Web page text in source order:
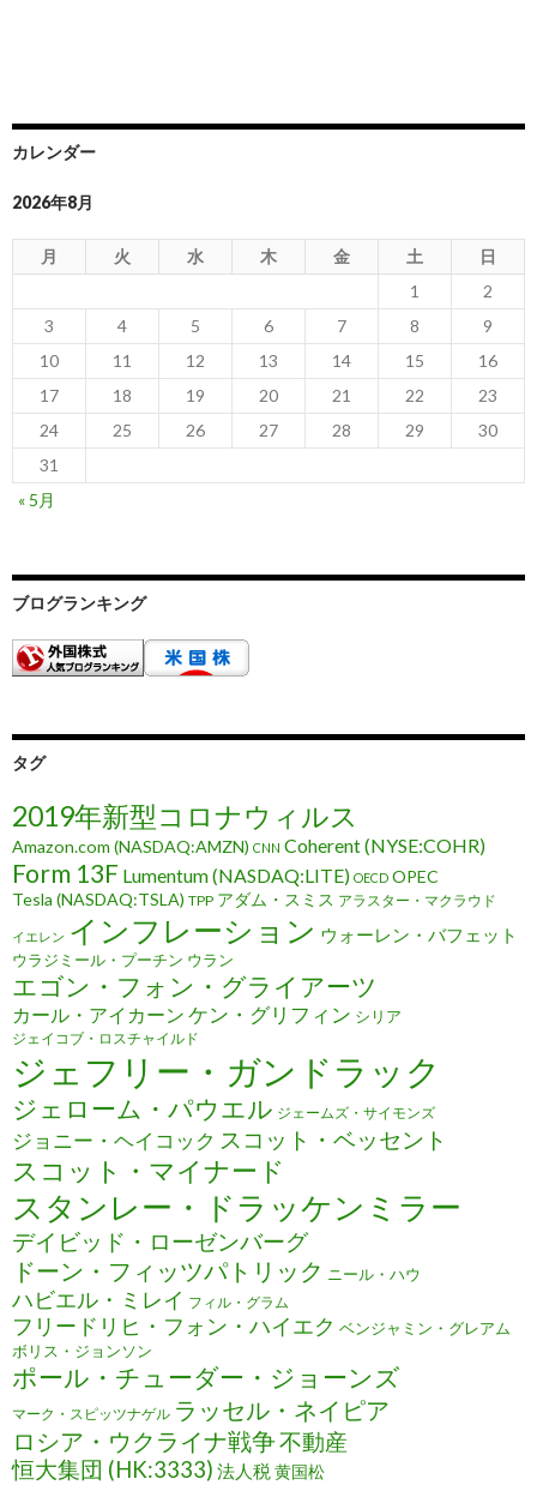
カレンダー
2026年8月
月 火 水 木 金 土
日
1
2
3
4 5 6 7 8
9
10
11 12 13 14 15
16
17
18 19 20 21 22
23
24
25 26 27 28 29
30
31
« 5月
ブログランキング
タグ
2019年新型コロナウィルス
Amazon.com (NASDAQ:AMZN) CNN Coherent (NYSE:COHR)
Form 13F Lumentum (NASDAQ:LITE) OECD OPEC
Tesla (NASDAQ:TSLA) TPP アダム・スミス アラスター・マクラウド
イエレン インフレーション ウォーレン・バフェット
ウラジミール・プーチン ウラン
エゴン・フォン・グライアーツ
カール・アイカーン ケン・グリフィン シリア
ジェイコブ・ロスチャイルド
ジェフリー・ガンドラック
ジェローム・パウエル ジェームズ・サイモンズ
ジョニー・ヘイコック スコット・ベッセント
スコット・マイナード
スタンレー・ドラッケンミラー
デイビッド・ローゼンバーグ
ドーン・フィッツパトリック ニール・ハウ
ハビエル・ミレイ フィル・グラム
フリードリヒ・フォン・ハイエク ベンジャミン・グレアム
ボリス・ジョンソン
ポール・チューダー・ジョーンズ
マーク・スピッツナゲル ラッセル・ネイピア
ロシア・ウクライナ戦争不動産
恒大集団 (HK:3333) 法人税黄国松